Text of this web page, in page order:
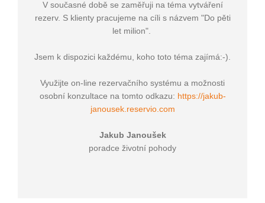
V současné době se zaměřuji na téma vytváření
rezerv. S klienty pracujeme na cíli s názvem "Do pěti
let milion".
Jsem k dispozici každému, koho toto téma zajímá:-).
Využijte on-line rezervačního systému a možnosti
osobní konzultace na tomto odkazu: https://jakub-
janousek.reservio.com
Jakub Janoušek
poradce životní pohody